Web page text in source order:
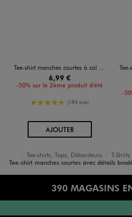
Tee-shirt manches courtes à col V femme grande taille
6,99 €
-50% sur le 2ème produit d'été
4.5/5 de moyenne
(184 avis)
AJOUTERAU PANIER
Tee-shirt
-
Accueil
Femme
Vêtements
Tee-shirts, Tops, Débardeurs
T-
Tee-shirt manches courtes avec détails
390 MAGASINS